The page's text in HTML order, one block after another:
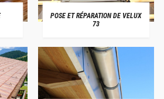
POSE ET RÉPARATION DE VELUX
73